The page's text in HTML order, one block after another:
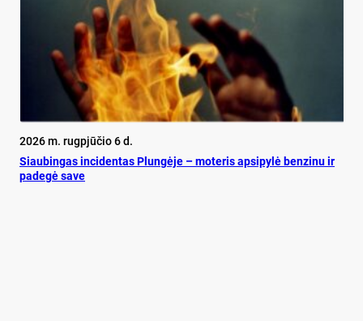
2026 m. rugpjūčio 6 d.
Siau­bin­gas in­ci­den­tas Plun­gė­je – mo­te­ris ap­si­py­lė ben­zi­nu ir
pa­de­gė sa­ve